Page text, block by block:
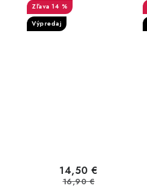
14 %
Výpredaj
14,50 €
16,90 €